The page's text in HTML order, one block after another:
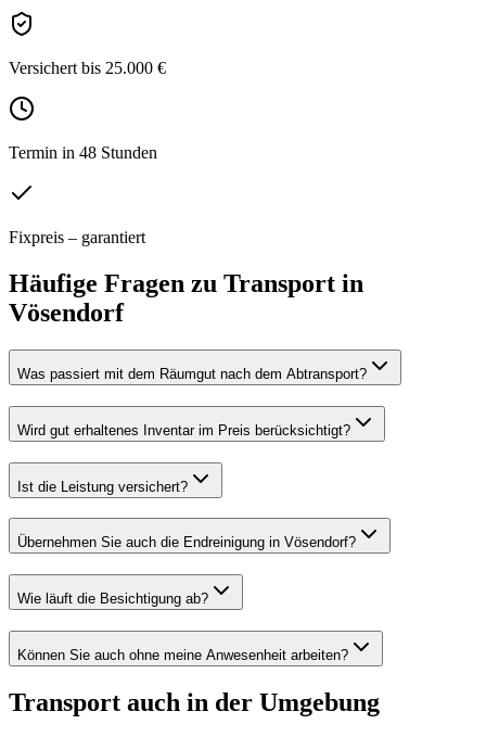
Versichert bis 25.000 €
Termin in 48 Stunden
Fixpreis – garantiert
Häufige Fragen zu Transport in
Vösendorf
Was passiert mit dem Räumgut nach dem Abtransport?
Wird gut erhaltenes Inventar im Preis berücksichtigt?
Ist die Leistung versichert?
Übernehmen Sie auch die Endreinigung in Vösendorf?
Wie läuft die Besichtigung ab?
Können Sie auch ohne meine Anwesenheit arbeiten?
Transport auch in der Umgebung